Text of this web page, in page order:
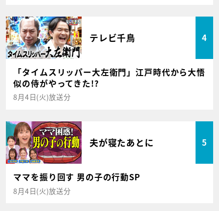
テレビ千鳥 4
「タイムスリッパー大左衛門」江戸時代から大悟
似の侍がやってきた!?
8月4日(火)放送分
夫が寝たあとに 5
ママを振り回す 男の子の行動SP
8月4日(火)放送分